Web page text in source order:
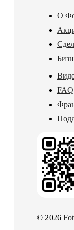
О
FAQ
© 2026